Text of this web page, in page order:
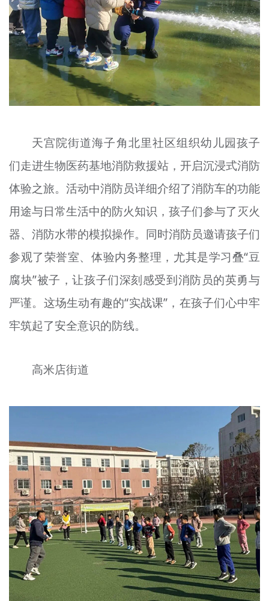
天宫院街道海子角北里社区组织幼儿园孩子
们走进生物医药基地消防救援站，开启沉浸式消防
体验之旅。活动中消防员详细介绍了消防车的功能
用途与日常生活中的防火知识，孩子们参与了灭火
器、消防水带的模拟操作。同时消防员邀请孩子们
参观了荣誉室、体验内务整理，尤其是学习叠“豆
腐块”被子，让孩子们深刻感受到消防员的英勇与
严谨。这场生动有趣的“实战课”，在孩子们心中牢
牢筑起了安全意识的防线。
高米店街道